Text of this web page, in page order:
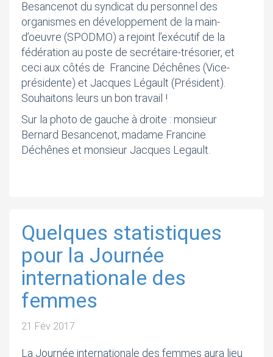
Besancenot du syndicat du personnel des
organismes en développement de la main-
d’oeuvre (SPODMO) a rejoint l’exécutif de la
fédération au poste de secrétaire-trésorier, et
ceci aux côtés de Francine Déchênes (Vice-
présidente) et Jacques Légault (Président).
Souhaitons leurs un bon travail !
Sur la photo de gauche à droite : monsieur
Bernard Besancenot, madame Francine
Déchênes et monsieur Jacques Legault.
Quelques statistiques
pour la Journée
internationale des
femmes
21 Fév 2017
La Journée internationale des femmes aura lieu